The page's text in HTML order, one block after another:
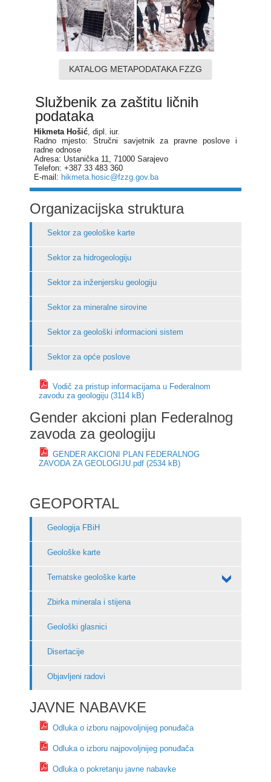
KATALOG METAPODATAKA FZZG
Službenik za zaštitu ličnih
podataka
Hikmeta Hošić, dipl. iur.
Radno mjesto: Stručni savjetnik za pravne poslove i
radne odnose
Adresa: Ustanička 11, 71000 Sarajevo
Telefon: +387 33 483 360
E-mail: hikmeta.hosic@fzzg.gov.ba
Organizacijska struktura
Sektor za geološke karte
Sektor za hidrogeologiju
Sektor za inženjersku geologiju
Sektor za mineralne sirovine
Sektor za geološki informacioni sistem
Sektor za opće poslove
Vodič za pristup informacijama u Federalnom
zavodu za geologiju (3114 kB)
Gender akcioni plan Federalnog
zavoda za geologiju
GENDER AKCIONI PLAN FEDERALNOG
ZAVODA ZA GEOLOGIJU.pdf (2534 kB)
GEOPORTAL
Geologija FBiH
Geološke karte
Tematske geološke karte
Zbirka minerala i stijena
Geološki glasnici
Disertacije
Objavljeni radovi
JAVNE NABAVKE
Odluka o izboru najpovoljnijeg ponuđača
Odluka o izboru najpovoljnijeg ponuđača
Odluka o pokretanju javne nabavke